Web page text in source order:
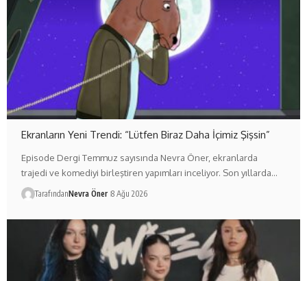
Ekranların Yeni Trendi: “Lütfen Biraz Daha İçimiz Şişsin”
Episode Dergi Temmuz sayısında Nevra Öner, ekranlarda
trajedi ve komediyi birleştiren yapımları inceliyor. Son yıllarda…
TarafındanNevra Öner 8 Ağu 2026